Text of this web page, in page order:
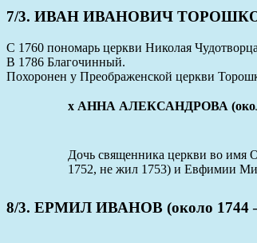
7/3. ИВАН ИВАНОВИЧ
С 1760 пономарь церкви Николая
В 1786 Благочинный.
Похоронен у Преображенской церкви
x АННА АЛЕКСАНДРОВА
Дочь священника церкви во имя
1752, не жил 1753) и Евфимии
8/3. ЕРМИЛ ИВАНОВ (около 1744